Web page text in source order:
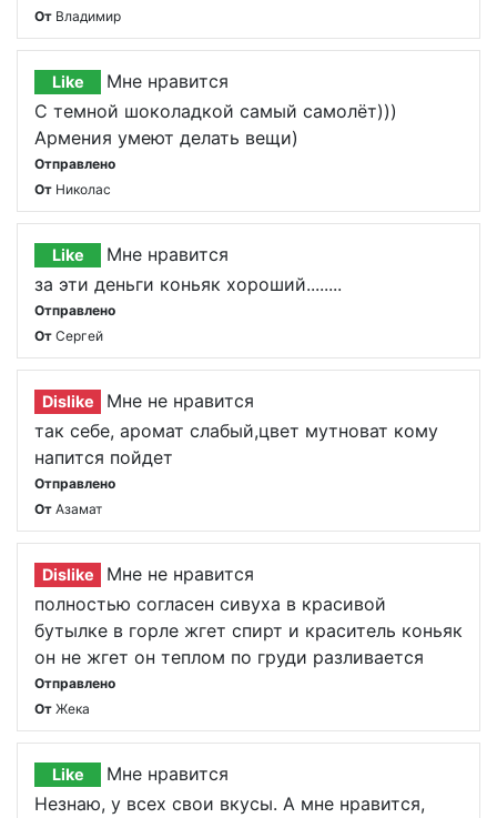
От Владимир
Like
Мне нравится
С темной шоколадкой самый самолёт)))
Армения умеют делать вещи)
Отправлено
От Николас
Like
Мне нравится
за эти деньги коньяк хороший........
Отправлено
От Сергей
Dislike
Мне не нравится
так себе, аромат слабый,цвет мутноват кому
напится пойдет
Отправлено
От Азамат
Dislike
Мне не нравится
полностью согласен сивуха в красивой
бутылке в горле жгет спирт и краситель коньяк
он не жгет он теплом по груди разливается
Отправлено
От Жека
Like
Мне нравится
Незнаю, у всех свои вкусы. А мне нравится,